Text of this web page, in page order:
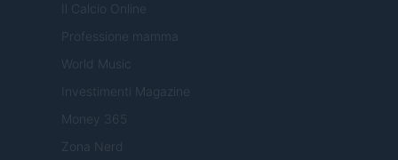
Il Calcio Online
Professione mamma
World Music
Investimenti Magazine
Money 365
Zona Nerd